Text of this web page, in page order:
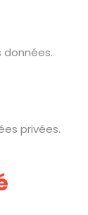
privées.